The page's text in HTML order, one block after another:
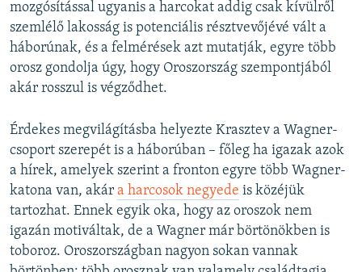
mozgósítással ugyanis a harcokat addig csak kívülről
szemlélő lakosság is potenciális résztvevőjévé vált a
háborúnak, és a felmérések azt mutatják, egyre több
orosz gondolja úgy, hogy Oroszország szempontjából
akár rosszul is végződhet.
Érdekes megvilágításba helyezte Krasztev a Wagner-
csoport szerepét is a háborúban – főleg ha igazak azok
a hírek, amelyek szerint a fronton egyre több Wagner-
katona van, akár a harcosok negyede is közéjük
tartozhat. Ennek egyik oka, hogy az oroszok nem
igazán motiváltak, de a Wagner már börtönökben is
toboroz. Oroszországban nagyon sokan vannak